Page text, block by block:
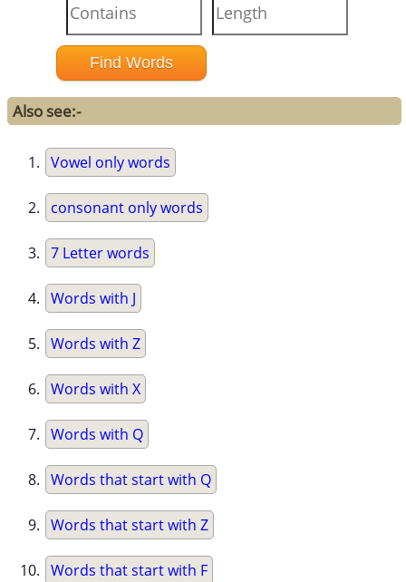
Also see:-
Vowel only words
consonant only words
7 Letter words
Words with J
Words with Z
Words with X
Words with Q
Words that start with Q
Words that start with Z
Words that start with F